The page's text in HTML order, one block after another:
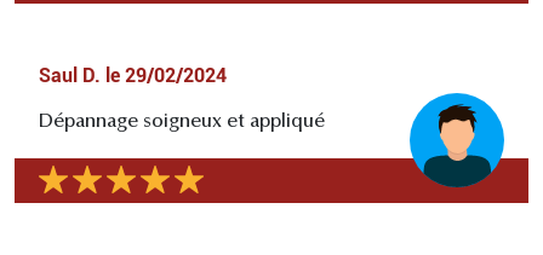
Saul D. le 29/02/2024
Dépannage soigneux et appliqué